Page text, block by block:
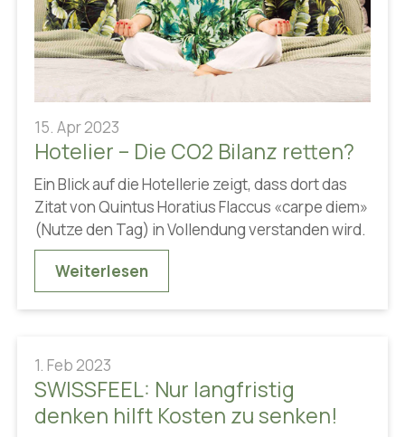
15. Apr 2023
Hotelier – Die CO2 Bilanz retten?
Ein Blick auf die Hotellerie zeigt, dass dort das
Zitat von Quintus Horatius Flaccus «carpe diem»
(Nutze den Tag) in Vollendung verstanden wird.
Weiterlesen
1. Feb 2023
SWISSFEEL: Nur langfristig
denken hilft Kosten zu senken!